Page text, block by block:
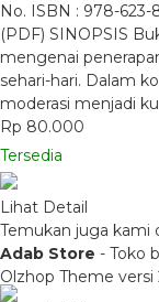
No. ISBN : 978-
(PDF) SINOPSIS
mengenai
sehari-hari. Dalam
moderasi menjadi
Rp 80.000
Tersedia
Lihat Detail
Temukan juga kami
Adab Store - Toko
Olzhop Theme versi